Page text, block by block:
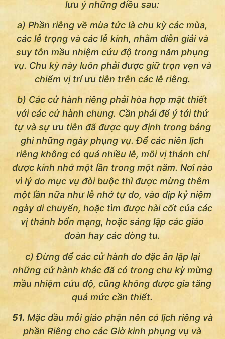
lưu ý những điều sau:
a) Phần riêng về mùa tức là chu kỳ các mùa,
các lễ trọng và các lễ kính, nhằm diễn giải và
suy tôn mầu nhiệm cứu độ trong năm phụng
vụ. Chu kỳ này luôn phải được giữ trọn vẹn và
chiếm vị trí ưu tiên trên các lễ riêng.
b) Các cử hành riêng phải hòa hợp mật thiết
với các cử hành chung. Cần phải để ý tới thứ
tự và sự ưu tiên đã được quy định trong bảng
ghi những ngày phụng vụ. Ðể các niên lịch
riêng không có quá nhiều lễ, mỗi vị thánh chỉ
được kính nhớ một lần trong một năm. Nơi nào
vì lý do mục vụ đòi buộc thì được mừng thêm
một lần nữa như lễ nhớ tự do, vào dịp kỷ niệm
ngày di chuyển, hoặc tìm được hài cốt của các
vị thánh bổn mạng, hoặc sáng lập các giáo
đoàn hay các dòng tu.
c) Ðừng để các cử hành do đặc ân lặp lại
những cử hành khác đã có trong chu kỳ mừng
mầu nhiệm cứu độ, cũng không được gia tăng
quá mức cần thiết.
51. Mặc dầu mỗi giáo phận nên có lịch riêng và
phần Riêng cho các Giờ kinh phụng vụ và